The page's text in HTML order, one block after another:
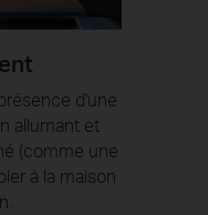
d'une
allumant et
(comme une
à la maison